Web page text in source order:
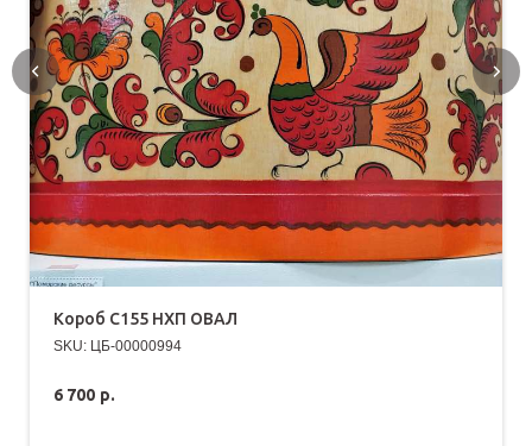
Короб С155 НХП ОВАЛ
SKU: ЦБ-00000994
6 700 р.